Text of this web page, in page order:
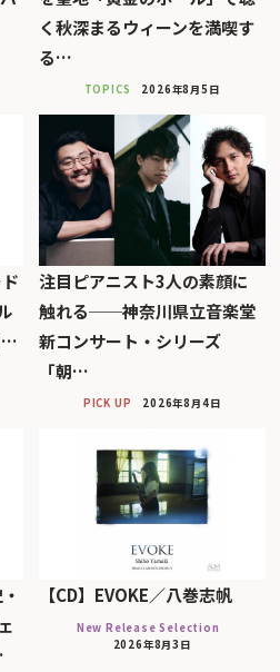
く秋深まるウィーンを満喫す
る…
TOPICS 2026年8月5日
…
注目ピアニスト3人の素顔に
触れる──神奈川県立音楽堂
新コンサート・シリーズ
「朝…
PICK UP 2026年8月4日
【CD】EVOKE／八巻志帆
New Release Selection
2026年8月3日